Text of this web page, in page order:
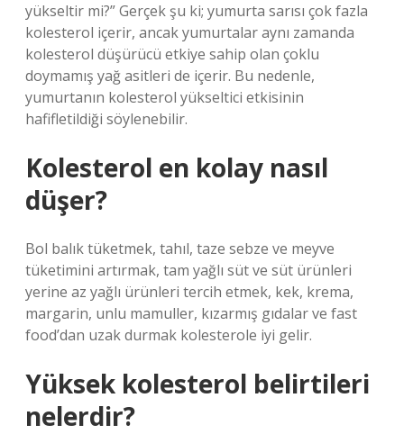
yükseltir mi?” Gerçek şu ki; yumurta sarısı çok fazla
kolesterol içerir, ancak yumurtalar aynı zamanda
kolesterol düşürücü etkiye sahip olan çoklu
doymamış yağ asitleri de içerir. Bu nedenle,
yumurtanın kolesterol yükseltici etkisinin
hafifletildiği söylenebilir.
Kolesterol en kolay nasıl
düşer?
Bol balık tüketmek, tahıl, taze sebze ve meyve
tüketimini artırmak, tam yağlı süt ve süt ürünleri
yerine az yağlı ürünleri tercih etmek, kek, krema,
margarin, unlu mamuller, kızarmış gıdalar ve fast
food’dan uzak durmak kolesterole iyi gelir.
Yüksek kolesterol belirtileri
nelerdir?